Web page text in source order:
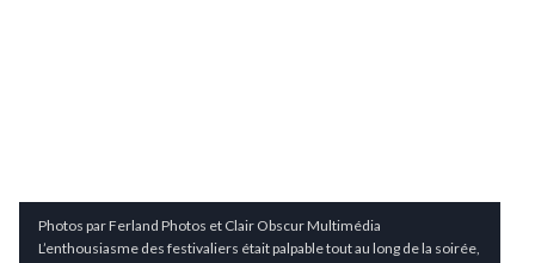
Photos par Ferland Photos et Clair Obscur Multimédia
L’enthousiasme des festivaliers était palpable tout au long de la soirée,